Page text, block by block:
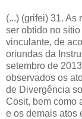
(...) (grifei) 31. As
ser obtido no
vinculante, de
oriundas da
setembro de
observados os
de Divergência
Cosit, bem como
e os demais atos